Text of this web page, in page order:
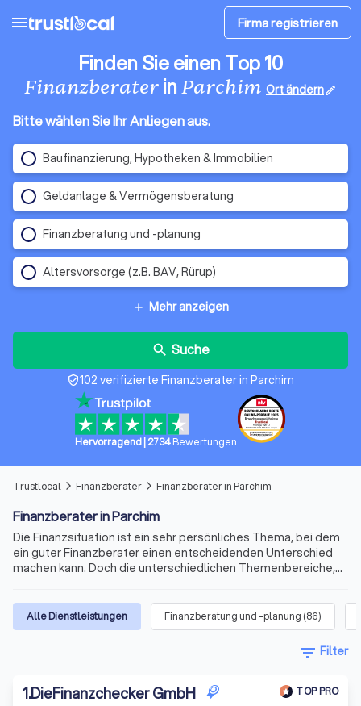
menu Firma registrieren
Finden Sie einen Top 10
FinanzberaterinParchim Ort ändernedit
Bitte wählen Sie Ihr Anliegen aus.
Baufinanzierung, Hypotheken & Immobilien
Geldanlage & Vermögensberatung
Finanzberatung und -planung
Altersvorsorge (z.B. BAV, Rürup)
add Mehr anzeigen
search Suche
verified_user102 verifizierte Finanzberater in Parchim
Hervorragend 2734Bewertungen
Trustlocal arrow_forward_ios Finanzberater arrow_forward_ios Finanzberater in Parchim
Finanzberater in Parchim
Die Finanzsituation ist ein sehr persönliches Thema, bei dem
ein guter Finanzberater einen entscheidenden Unterschied
machen kann. Doch die unterschiedlichen Themenbereiche,
nach dem richtigen Berater schnell kompliziert. Wir bieten
Ihnen für Ihre Finanzen Experten für Versicherungen,
Immobilienfinanzierungen, Geldanlagen, Altersvorsorge und
vieles mehr. Finden Sie jetzt mit Trustlocal den besten
Alle Dienstleistungen Finanzberatung und -planung (86)
filter_list Filter
1.DieFinanzchecker GmbH TOP PRO